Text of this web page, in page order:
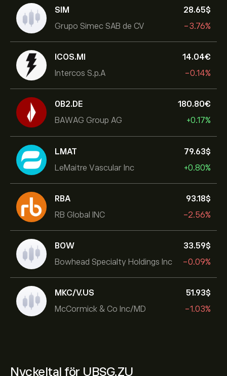
SIM
Grupo Simec SAB de CV
28.65‎$‎
-3.76%
ICOS.MI
Intercos S.p.A
14.04‎€‎
-0.14%
0B2.DE
BAWAG Group AG
180.80‎€‎
+0.17%
LMAT
LeMaitre Vascular Inc
79.63‎$‎
+0.80%
RBA
RB Global INC
93.18‎$‎
-2.56%
BOW
Bowhead Specialty Holdings Inc
33.59‎$‎
-0.09%
MKC/V.US
McCormick & Co Inc/MD
51.93‎$‎
-1.03%
Nyckeltal för UBSG.ZU